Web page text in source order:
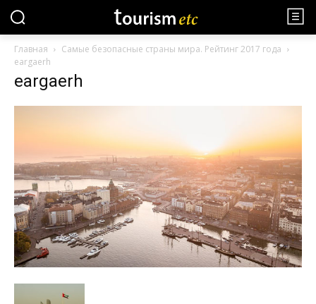
Главная
Самые безопасные страны мира. Рейтинг 2017 года
eargaerh
eargaerh